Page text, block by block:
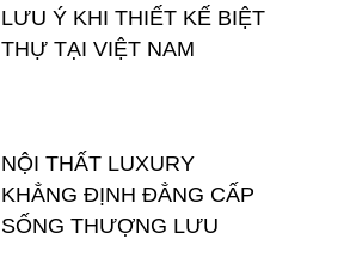
LƯU Ý KHI THIẾT KẾ BIỆT
THỰ TẠI VIỆT NAM
NỘI THẤT LUXURY
KHẲNG ĐỊNH ĐẲNG CẤP
SỐNG THƯỢNG LƯU